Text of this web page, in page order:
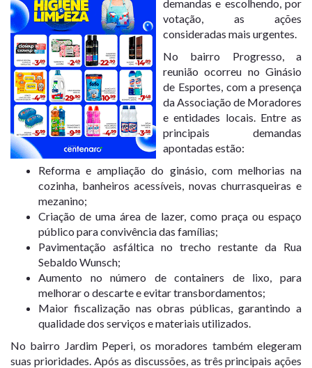
demandas e escolhendo, por
votação, as ações
consideradas mais urgentes.
No bairro Progresso, a
reunião ocorreu no Ginásio
de Esportes, com a presença
da Associação de Moradores
e entidades locais. Entre as
principais demandas
apontadas estão:
Reforma e ampliação do ginásio, com melhorias na
cozinha, banheiros acessíveis, novas churrasqueiras e
mezanino;
Criação de uma área de lazer, como praça ou espaço
público para convivência das famílias;
Pavimentação asfáltica no trecho restante da Rua
Sebaldo Wunsch;
Aumento no número de containers de lixo, para
melhorar o descarte e evitar transbordamentos;
Maior fiscalização nas obras públicas, garantindo a
qualidade dos serviços e materiais utilizados.
No bairro Jardim Peperi, os moradores também elegeram
suas prioridades. Após as discussões, as três principais ações